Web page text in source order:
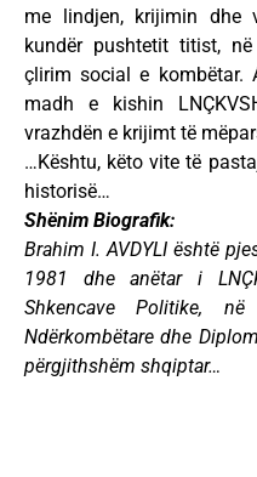
me lindjen, krijimin dhe
kundër pushtetit titist,
çlirim social e kombëtar.
madh e kishin
vrazhdën e krijimt të
…Kështu, këto vite të
historisë…
Shënim Biografik:
Brahim I. AVDYLI është
1981 dhe anëtar i
Shkencave Politike,
Ndërkombëtare dhe
përgjithshëm shqiptar…